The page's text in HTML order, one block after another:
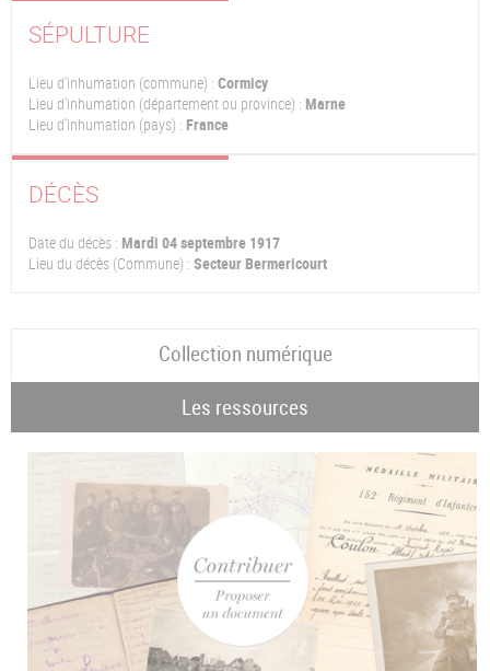
SÉPULTURE
Lieu d'inhumation (commune) : Cormicy
Lieu d'inhumation (département ou province) : Marne
Lieu d'inhumation (pays) : France
DÉCÈS
Date du décès : Mardi 04 septembre 1917
Lieu du décès (Commune) : Secteur Bermericourt
Collection numérique
Les ressources